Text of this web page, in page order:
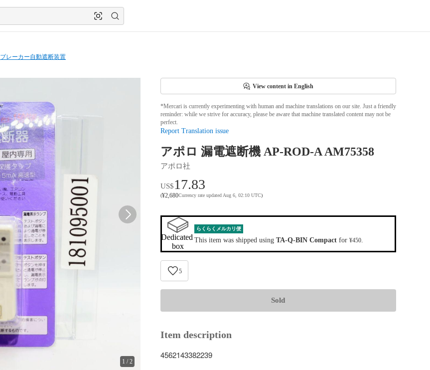
ブレーカー自動遮断装置
1 /2
View content in English
*Mercari is currently experimenting with human and machine translations on our site. Just a friendly
reminder: while we strive for accuracy, please be aware that machine translated content may not be
perfect.
Report Translation issue
アポロ 漏電遮断機 AP-ROD-A AM75358
アポロ社
US$17.83
(¥2,680Currency rate updated Aug 6, 02:10 UTC)
Dedicated
box
らくらくメルカリ便
This item was shipped using TA-Q-BIN Compactfor ¥450.
5
Sold
Item description
4562143382239